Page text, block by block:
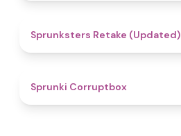
Sprunksters Retake (Updated)
Sprunki Corruptbox